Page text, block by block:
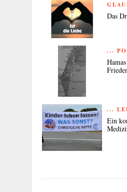
Das
...
...
Ein